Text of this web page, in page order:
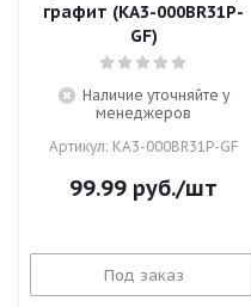
графит (KA3-000BR31P-
GF)
Наличие уточняйте у
менеджеров
Артикул: KA3-000BR31P-GF
99.99 руб./шт
Под заказ